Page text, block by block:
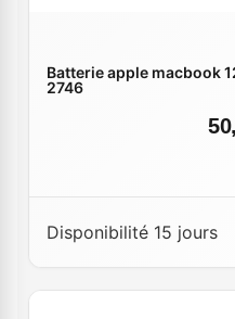
Batterie apple macbook
2746
Disponibilité 15 jours